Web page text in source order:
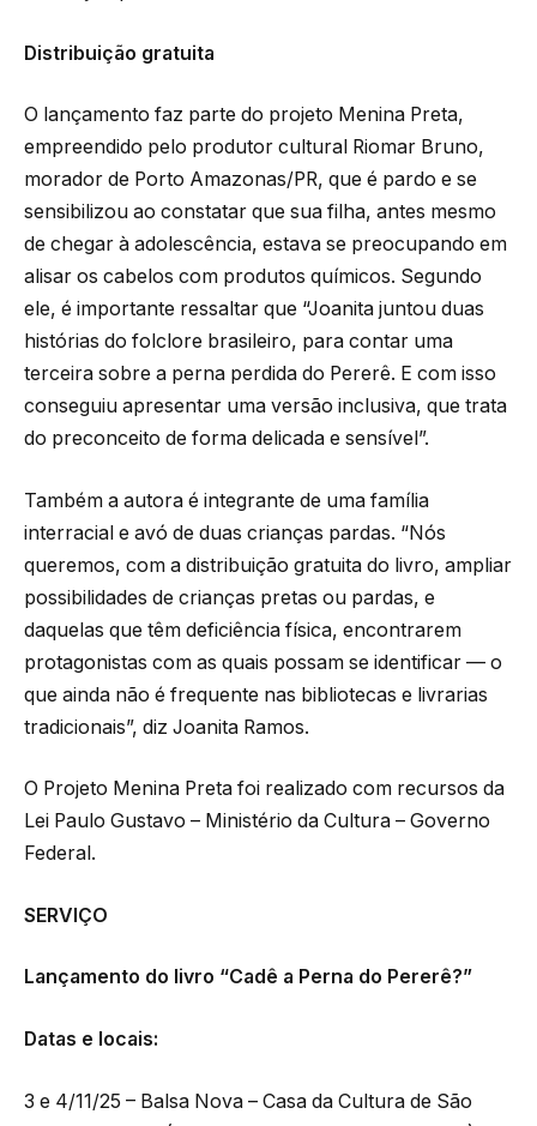
Distribuição gratuita
O lançamento faz parte do projeto Menina Preta,
empreendido pelo produtor cultural Riomar Bruno,
morador de Porto Amazonas/PR, que é pardo e se
sensibilizou ao constatar que sua filha, antes mesmo
de chegar à adolescência, estava se preocupando em
alisar os cabelos com produtos químicos. Segundo
ele, é importante ressaltar que “Joanita juntou duas
histórias do folclore brasileiro, para contar uma
terceira sobre a perna perdida do Pererê. E com isso
conseguiu apresentar uma versão inclusiva, que trata
do preconceito de forma delicada e sensível”.
Também a autora é integrante de uma família
interracial e avó de duas crianças pardas. “Nós
queremos, com a distribuição gratuita do livro, ampliar
possibilidades de crianças pretas ou pardas, e
daquelas que têm deficiência física, encontrarem
protagonistas com as quais possam se identificar — o
que ainda não é frequente nas bibliotecas e livrarias
tradicionais”, diz Joanita Ramos.
O Projeto Menina Preta foi realizado com recursos da
Lei Paulo Gustavo – Ministério da Cultura – Governo
Federal.
SERVIÇO
Lançamento do livro “Cadê a Perna do Pererê?”
Datas e locais:
3 e 4/11/25 – Balsa Nova – Casa da Cultura de São